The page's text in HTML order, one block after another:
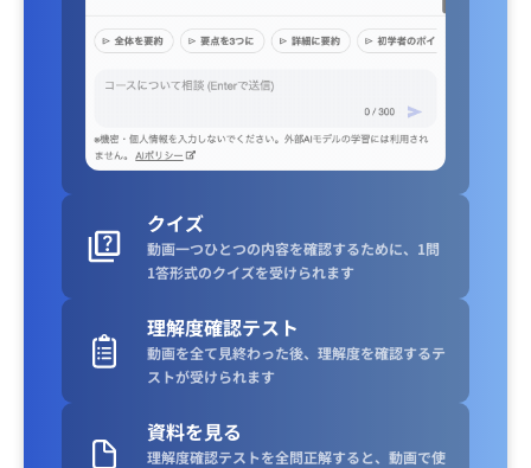
クイズ
動画一つひとつの内容を確認するために、1問
1答形式のクイズを受けられます
理解度確認テスト
動画を全て見終わった後、理解度を確認するテ
ストが受けられます
資料を見る
理解度確認テストを全問正解すると、動画で使